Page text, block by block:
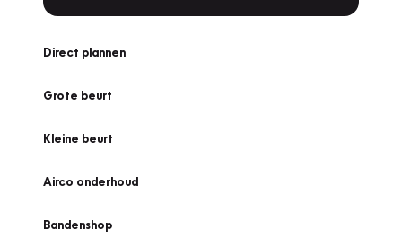
Direct plannen
Grote beurt
Kleine beurt
Airco onderhoud
Bandenshop